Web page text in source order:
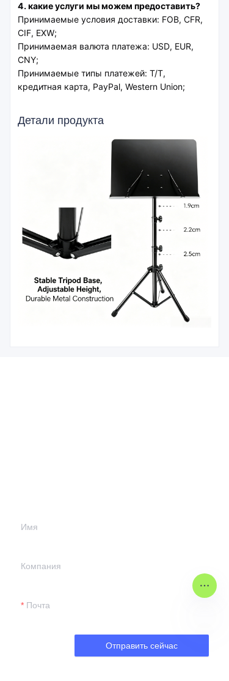
4. какие услуги мы можем предоставить?
Принимаемые условия доставки: FOB, CFR,
CIF, EXW;
Принимаемая валюта платежа: USD, EUR,
CNY;
Принимаемые типы платежей: T/T,
кредитная карта, PayPal, Western Union;
Детали продукта
Имя
Компания
Почта
Отправить сейчас